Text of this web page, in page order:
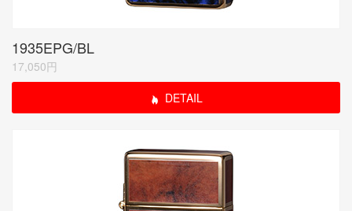
1935EPG/BL
17,050円
DETAIL